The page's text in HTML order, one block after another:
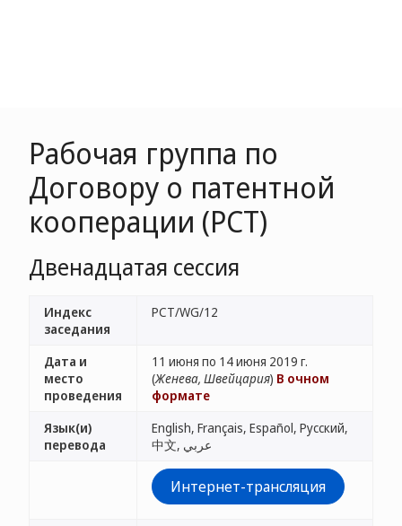
Рабочая группа по
Договору о патентной
кооперации (РСТ)
Двенадцатая сессия
Индекс
заседания
PCT/WG/12
Дата и
место
проведения
11 июня по 14 июня 2019 г.
(Женева, Швейцария) В очном
формате
Язык(и)
перевода
English, Français, Español, Русский,
中文, عربي
Интернет-трансляция